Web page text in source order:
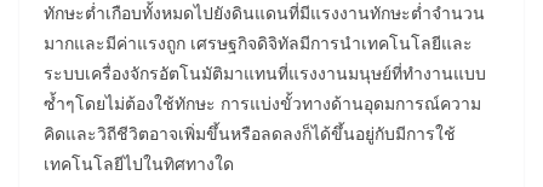
ทักษะต่ำเกือบทั้งหมดไปยังดินแดนที่มีแรงงานทักษะต่ำจำนวน
มากและมีค่าแรงถูก เศรษฐกิจดิจิทัลมีการนำเทคโนโลยีและ
ระบบเครื่องจักรอัตโนมัติมาแทนที่แรงงานมนุษย์ที่ทำงานแบบ
ซ้ำๆโดยไม่ต้องใช้ทักษะ การแบ่งขั้วทางด้านอุดมการณ์ความ
คิดและวิถีชีวิตอาจเพิ่มขึ้นหรือลดลงก็ได้ขึ้นอยู่กับมีการใช้
เทคโนโลยีไปในทิศทางใด